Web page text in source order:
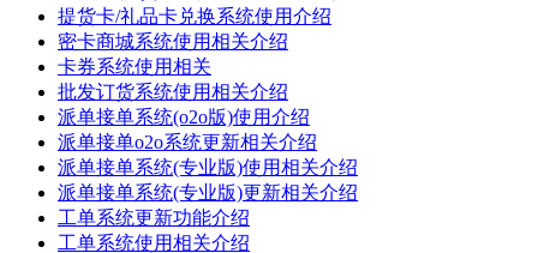
提货卡/礼品卡兑换系统使用介绍
密卡商城系统使用相关介绍
卡券系统使用相关
批发订货系统使用相关介绍
派单接单系统(o2o版)使用介绍
派单接单o2o系统更新相关介绍
派单接单系统(专业版)使用相关介绍
派单接单系统(专业版)更新相关介绍
工单系统更新功能介绍
工单系统使用相关介绍